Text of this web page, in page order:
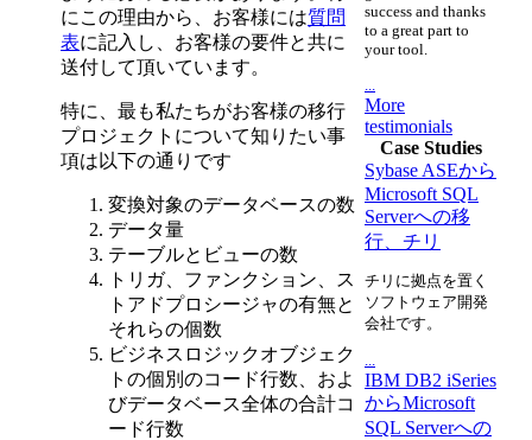
にこの理由から、お客様には質問
表に記入し、お客様の要件と共に
送付して頂いています。
特に、最も私たちがお客様の移行
プロジェクトについて知りたい事
項は以下の通りです
変換対象のデータベースの数
データ量
テーブルとビューの数
トリガ、ファンクション、ス
トアドプロシージャの有無と
それらの個数
ビジネスロジックオブジェク
トの個別のコード行数、およ
びデータベース全体の合計コ
ード行数
success and thanks
to a great part to
your tool.
More
testimonials
Case Studies
Sybase ASEから
Microsoft SQL
Serverへの移
行、チリ
チリに拠点を置く
ソフトウェア開発
会社です。
IBM DB2 iSeries
からMicrosoft
SQL Serverへの